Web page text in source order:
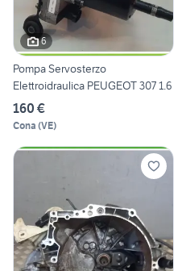
6
Pompa Servosterzo
Elettroidraulica PEUGEOT 307 1.6
160 €
Cona (VE)